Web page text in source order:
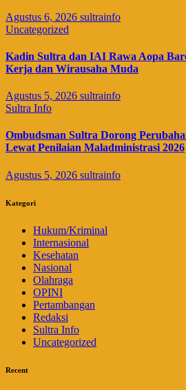
Agustus 6, 2026 sultrainfo
Uncategorized
Kadin Sultra dan IAI Rawa Aopa
Kerja dan Wirausaha Muda
Agustus 5, 2026 sultrainfo
Sultra Info
Ombudsman Sultra Dorong
Lewat Penilaian Maladministrasi 2026
Agustus 5, 2026 sultrainfo
Kategori
Hukum/Kriminal
Internasional
Kesehatan
Nasional
Olahraga
OPINI
Pertambangan
Redaksi
Sultra Info
Uncategorized
Recent